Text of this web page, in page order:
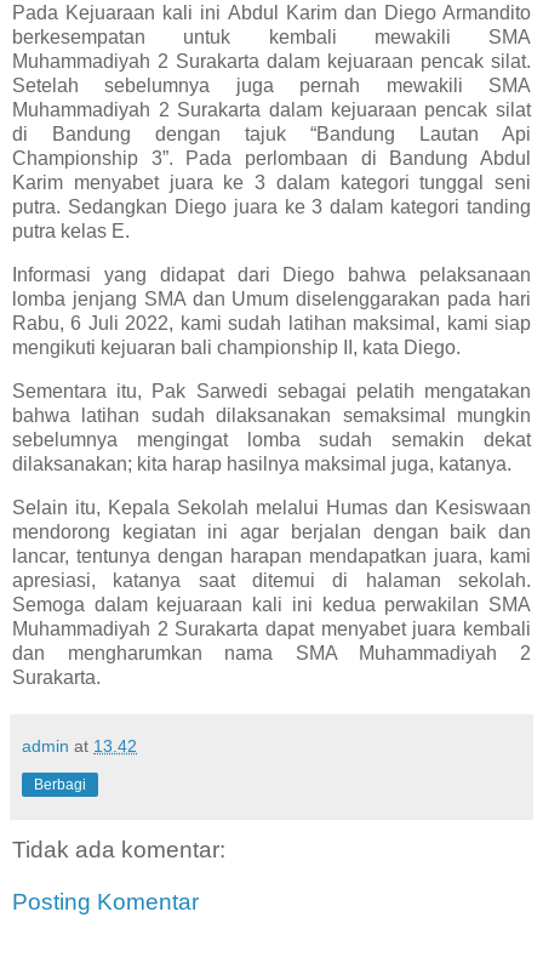
Pada Kejuaraan kali ini Abdul Karim dan Diego Armandito
berkesempatan untuk kembali mewakili SMA
Muhammadiyah 2 Surakarta dalam kejuaraan pencak silat.
Setelah sebelumnya juga pernah mewakili SMA
Muhammadiyah 2 Surakarta dalam kejuaraan pencak silat
di Bandung dengan tajuk “Bandung Lautan Api
Championship 3”. Pada perlombaan di Bandung Abdul
Karim menyabet juara ke 3 dalam kategori tunggal seni
putra. Sedangkan Diego juara ke 3 dalam kategori tanding
putra kelas E.
Informasi yang didapat dari Diego bahwa pelaksanaan
lomba jenjang SMA dan Umum diselenggarakan pada hari
Rabu, 6 Juli 2022, kami sudah latihan maksimal, kami siap
mengikuti kejuaran bali championship II, kata Diego.
Sementara itu, Pak Sarwedi sebagai pelatih mengatakan
bahwa latihan sudah dilaksanakan semaksimal mungkin
sebelumnya mengingat lomba sudah semakin dekat
dilaksanakan; kita harap hasilnya maksimal juga, katanya.
Selain itu, Kepala Sekolah melalui Humas dan Kesiswaan
mendorong kegiatan ini agar berjalan dengan baik dan
lancar, tentunya dengan harapan mendapatkan juara, kami
apresiasi, katanya saat ditemui di halaman sekolah.
Semoga dalam kejuaraan kali ini kedua perwakilan SMA
Muhammadiyah 2 Surakarta dapat menyabet juara kembali
dan mengharumkan nama SMA Muhammadiyah 2
Surakarta.
admin at 13.42
Berbagi
Tidak ada komentar:
Posting Komentar